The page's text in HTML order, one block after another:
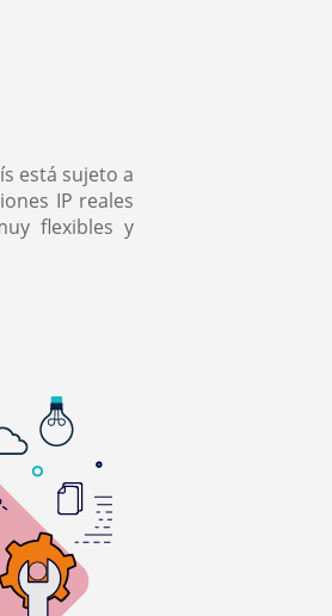
está sujeto a
IP reales
flexibles y